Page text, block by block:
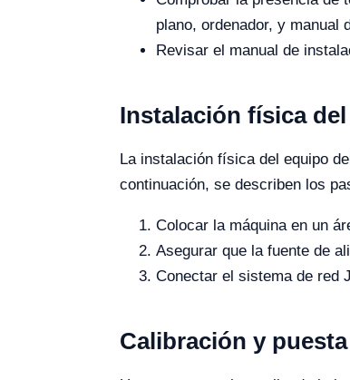
plano, ordenador, y manual
Revisar el manual de
Instalación física
La instalación física del equipo
continuación, se describen los
Colocar la máquina en un
Asegurar que la fuente de
Conectar el sistema de red
Calibración y